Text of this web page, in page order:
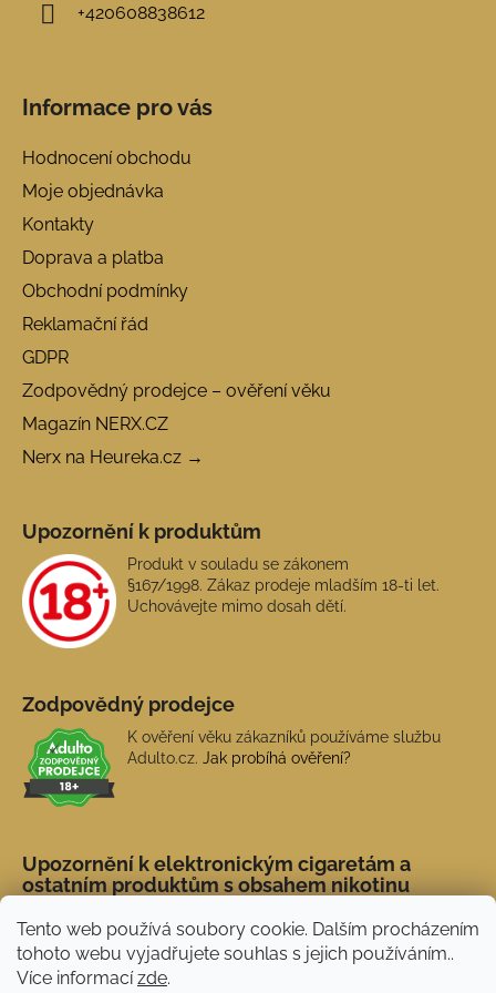
Tento web používá soubory cookie. Dalším procházením
tohoto webu vyjadřujete souhlas s jejich používáním..
Více informacízde.
+420608838612
Informace pro vás
Hodnocení obchodu
Moje objednávka
Kontakty
Doprava a platba
Obchodní podmínky
Reklamační řád
GDPR
Zodpovědný prodejce – ověření věku
Magazín NERX.CZ
Nerx na Heureka.cz →
Upozornění k produktům
Produkt v souladu se zákonem
§167/1998. Zákaz prodeje mladším 18-ti let.
Uchovávejte mimo dosah dětí.
Zodpovědný prodejce
K ověření věku zákazníků používáme službu
Adulto.cz. Jak probíhá ověření?
Upozornění k elektronickým cigaretám a
ostatním produktům s obsahem nikotinu